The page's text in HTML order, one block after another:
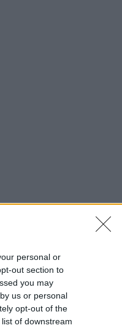
personal or
out section to
you may
us or personal
opt-out of the
of downstream
EZT HALLGASD!
MEGUGROTTÁK
PROTEST THE